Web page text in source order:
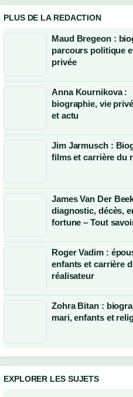
PLUS DE LA REDACTION
Maud Bregeon :
parcours politique
privée
Anna Kournikova :
biographie, vie
et actu
Jim Jarmusch :
films et carrière du
James Van Der
diagnostic, décès,
fortune – Tout
Roger Vadim :
enfants et carrière
réalisateur
Zohra Bitan :
mari, enfants et
EXPLORER LES SUJETS